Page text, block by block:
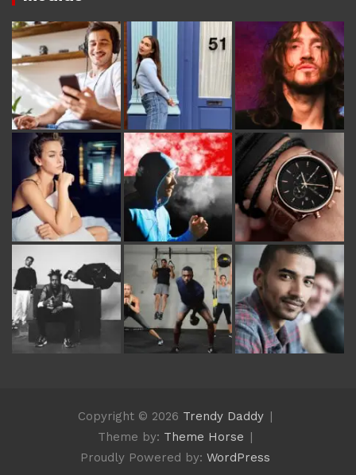
Copyright © 2026 Trendy Daddy
Theme by: Theme Horse
Proudly Powered by: WordPress